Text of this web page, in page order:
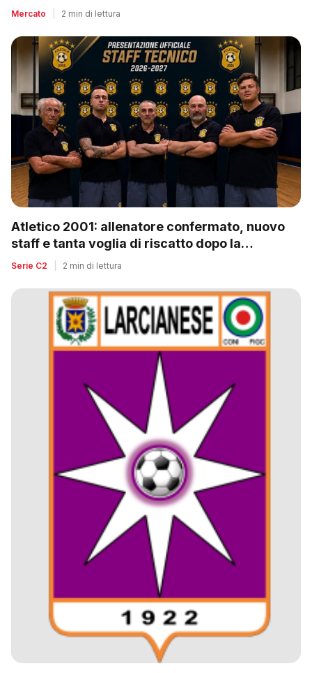
Mercato 2 min di lettura
Atletico 2001: allenatore confermato, nuovo
staff e tanta voglia di riscatto dopo la
retrocessione
Serie C2 2 min di lettura